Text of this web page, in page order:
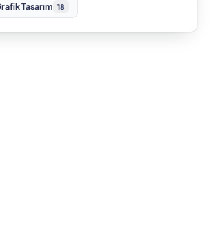
Tasarım 18